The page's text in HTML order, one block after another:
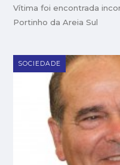
Vítima foi encontrada
Portinho da Areia Sul
SOCIEDADE